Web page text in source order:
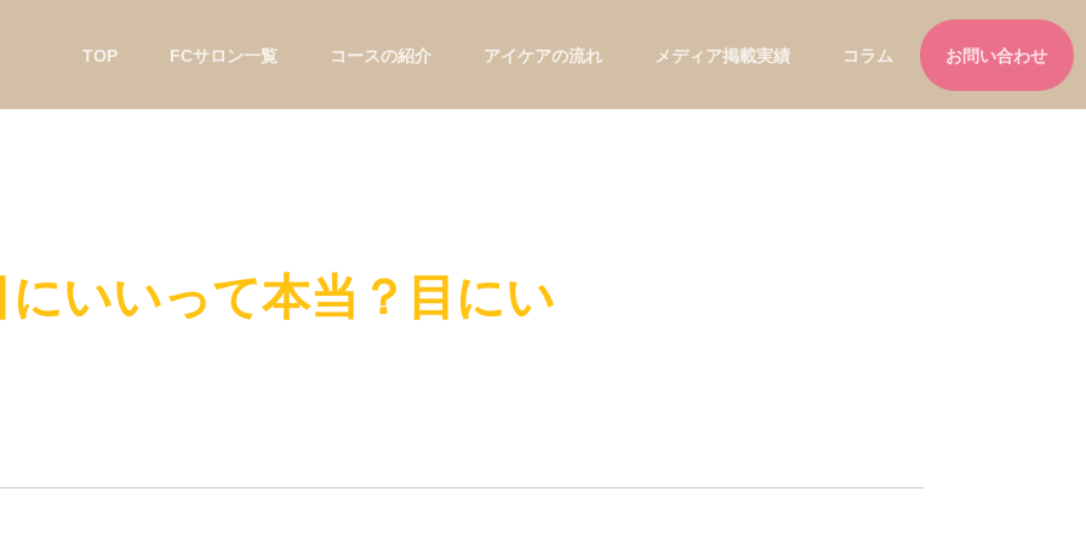
TOP FCサロン一覧 コースの紹介 アイケアの流れ メディア掲載実績 コラム お問い合わせ